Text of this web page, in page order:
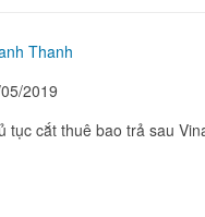
Thanh
2019
tục cắt thuê bao trả sau